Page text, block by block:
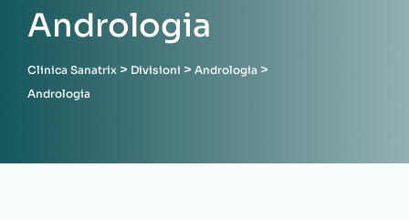
Andrologia
Clinica Sanatrix > Divisioni > Andrologia >
Andrologia